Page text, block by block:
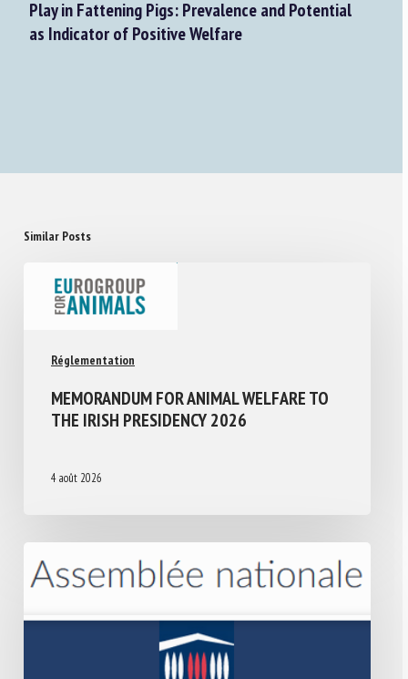
Play in Fattening Pigs: Prevalence and Potential
as Indicator of Positive Welfare
Similar Posts
Réglementation
MEMORANDUM FOR ANIMAL WELFARE TO
THE IRISH PRESIDENCY 2026
4 août 2026